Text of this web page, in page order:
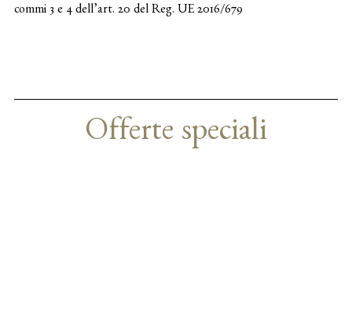
commi 3 e 4 dell’art. 20 del Reg. UE 2016/679
Offerte speciali